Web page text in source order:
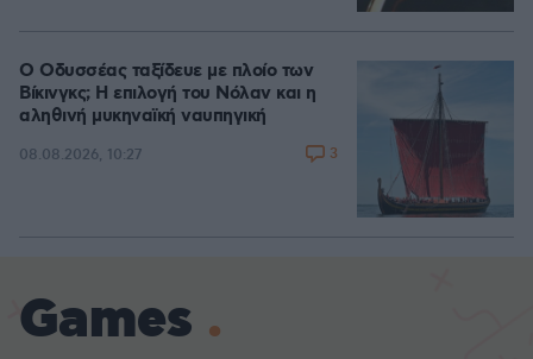
Ο Οδυσσέας ταξίδευε με πλοίο των
Βίκινγκς; Η επιλογή του Νόλαν και η
αληθινή μυκηναϊκή ναυπηγική
08.08.2026, 10:27 3
Games